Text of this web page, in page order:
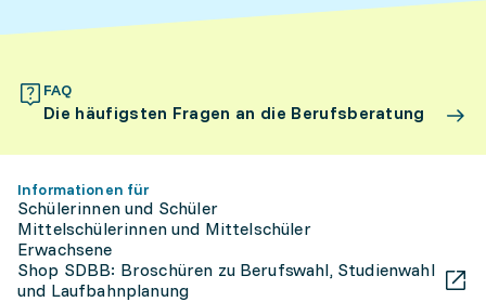
FAQ
Die häufigsten Fragen an die Berufsberatung
Informationen für
Schülerinnen und Schüler
Mittelschülerinnen und Mittelschüler
Erwachsene
Shop SDBB: Broschüren zu Berufswahl, Studienwahl
und Laufbahnplanung